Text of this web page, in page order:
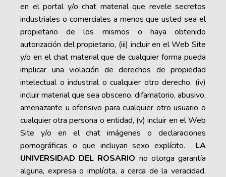
en el portal y/o chat material que revele secretos
industriales o comerciales a menos que usted sea el
propietario de los mismos o haya obtenido
autorización del propietario, (iii) incluir en el Web Site
y/o en el chat material que de cualquier forma pueda
implicar una violación de derechos de propiedad
intelectual o industrial o cualquier otro derecho, (iv)
incluir material que sea obsceno, difamatorio, abusivo,
amenazante u ofensivo para cualquier otro usuario o
cualquier otra persona o entidad, (v) incluir en el Web
Site y/o en el chat imágenes o declaraciones
pornográficas o que incluyan sexo explícito. LA
UNIVERSIDAD DEL ROSARIO no otorga garantía
alguna, expresa o implícita, a cerca de la veracidad,